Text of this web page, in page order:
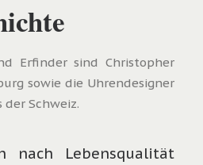
Erfinder sind Christopher
sowie die Uhrendesigner
der Schweiz.
nach Lebensqualität